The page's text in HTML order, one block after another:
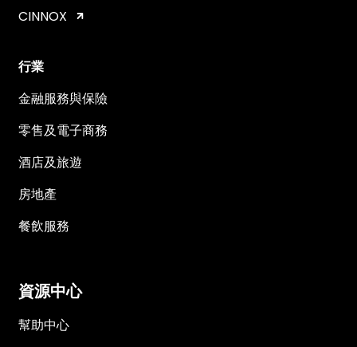
CINNOX
行業
金融服務與保險
零售及電子商務
酒店及旅遊
房地產
餐飲服務
資源中心
幫助中心